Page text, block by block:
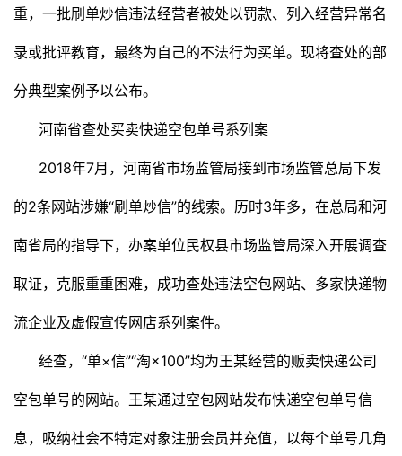
重，一批刷单炒信违法经营者被处以罚款、列入经营异常名
录或批评教育，最终为自己的不法行为买单。现将查处的部
分典型案例予以公布。
河南省查处买卖快递空包单号系列案
2018年7月，河南省市场监管局接到市场监管总局下发
的2条网站涉嫌“刷单炒信”的线索。历时3年多，在总局和河
南省局的指导下，办案单位民权县市场监管局深入开展调查
取证，克服重重困难，成功查处违法空包网站、多家快递物
流企业及虚假宣传网店系列案件。
经查，“单×信”“淘×100”均为王某经营的贩卖快递公司
空包单号的网站。王某通过空包网站发布快递空包单号信
息，吸纳社会不特定对象注册会员并充值，以每个单号几角